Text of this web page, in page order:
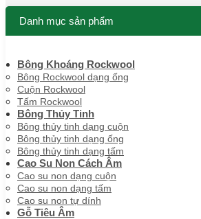
Danh mục sản phẩm
Bông Khoáng Rockwool
Bông Rockwool dạng ống
Cuộn Rockwool
Tấm Rockwool
Bông Thủy Tinh
Bông thủy tinh dạng cuộn
Bông thủy tinh dạng ống
Bông thủy tinh dạng tấm
Cao Su Non Cách Âm
Cao su non dạng cuộn
Cao su non dạng tấm
Cao su non tự dính
Gỗ Tiêu Âm